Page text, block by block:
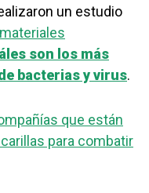
un estudio
son los más
bacterias y virus.
que están
para combatir